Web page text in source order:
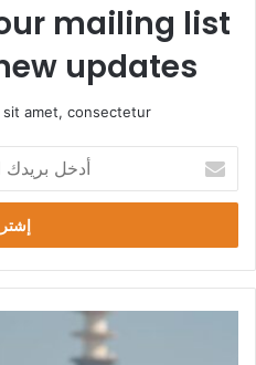
mailing list
updates!
amet, consectetur.
خ
ب
ر